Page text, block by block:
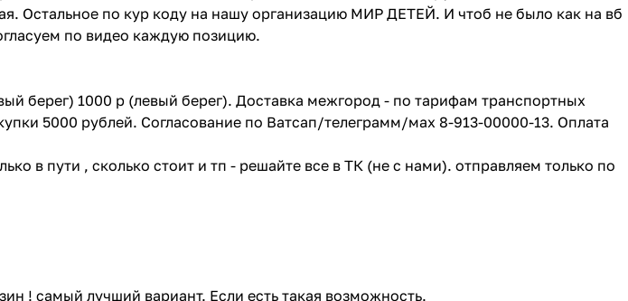
Остальное по кур коду на нашу организацию МИР ДЕТЕЙ. И чтоб не было как на вб
по видео каждую позицию.
берег) 1000 р (левый берег). Доставка межгород - по тарифам транспортных
5000 рублей. Согласование по Ватсап/телеграмм/мах 8-913-00000-13. Оплата
в пути , сколько стоит и тп - решайте все в ТК (не с нами). отправляем только по
! самый лучший вариант. Если есть такая возможность.